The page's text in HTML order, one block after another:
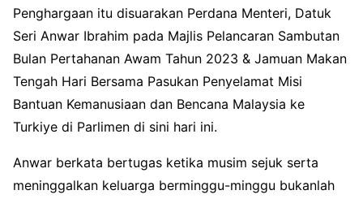
Penghargaan itu disuarakan Perdana Menteri, Datuk
Seri Anwar Ibrahim pada Majlis Pelancaran Sambutan
Bulan Pertahanan Awam Tahun 2023 & Jamuan Makan
Tengah Hari Bersama Pasukan Penyelamat Misi
Bantuan Kemanusiaan dan Bencana Malaysia ke
Turkiye di Parlimen di sini hari ini.
Anwar berkata bertugas ketika musim sejuk serta
meninggalkan keluarga berminggu-minggu bukanlah